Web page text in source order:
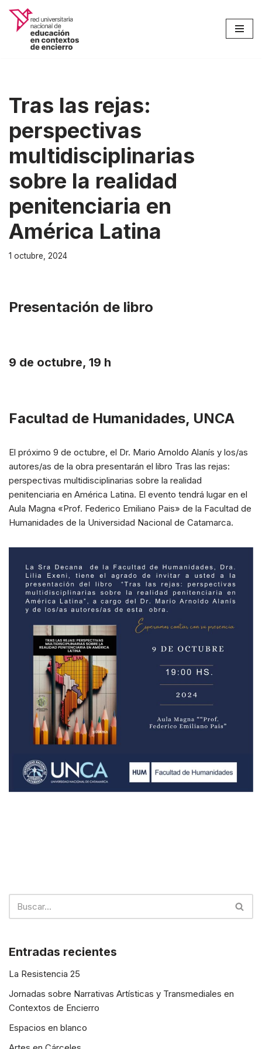
Saltar
Tras las rejas:
perspectivas
multidisciplinarias
sobre la realidad
penitenciaria en
América Latina
1 octubre, 2024
Presentación de libro
9 de octubre, 19 h
Facultad de Humanidades, UNCA
El próximo 9 de octubre, el Dr. Mario Arnoldo Alanís y los/as
autores/as de la obra presentarán el libro Tras las rejas:
perspectivas multidisciplinarias sobre la realidad
penitenciaria en América Latina. El evento tendrá lugar en el
Aula Magna «Prof. Federico Emiliano Pais» de la Facultad de
Humanidades de la Universidad Nacional de Catamarca.
Entradas recientes
La Resistencia 25
Jornadas sobre Narrativas Artísticas y Transmediales en
Contextos de Encierro
Espacios en blanco